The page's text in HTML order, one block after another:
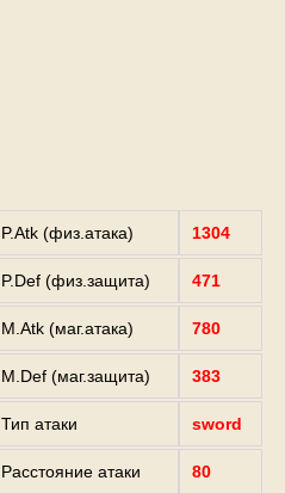
P.Atk (физ.атака) 1304
P.Def (физ.защита) 471
M.Atk (маг.атака) 780
M.Def (маг.защита) 383
Тип атаки sword
Расстояние атаки 80